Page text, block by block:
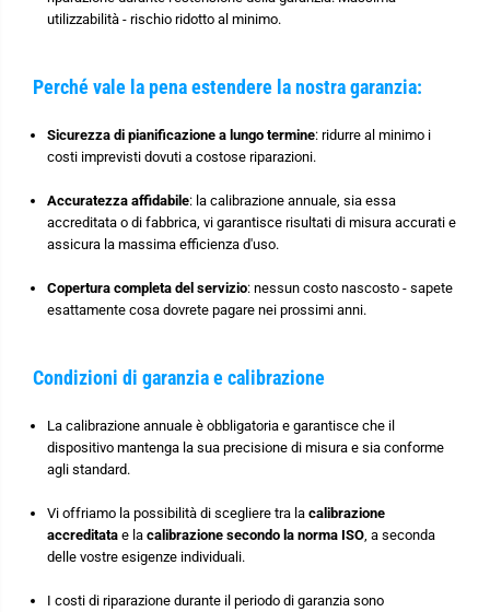
utilizzabilità - rischio ridotto al minimo.
Perché vale la pena estendere la nostra garanzia:
Sicurezza di pianificazione a lungo termine: ridurre al minimo i
costi imprevisti dovuti a costose riparazioni.
Accuratezza affidabile: la calibrazione annuale, sia essa
accreditata o di fabbrica, vi garantisce risultati di misura accurati e
assicura la massima efficienza d'uso.
Copertura completa del servizio: nessun costo nascosto - sapete
esattamente cosa dovrete pagare nei prossimi anni.
Condizioni di garanzia e calibrazione
La calibrazione annuale è obbligatoria e garantisce che il
dispositivo mantenga la sua precisione di misura e sia conforme
agli standard.
Vi offriamo la possibilità di scegliere tra la calibrazione
accreditatae la calibrazione secondo la norma ISO, a seconda
delle vostre esigenze individuali.
I costi di riparazione durante il periodo di garanzia sono